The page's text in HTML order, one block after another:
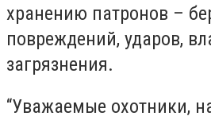
хранению патронов –
повреждений, ударов,
загрязнения.
“Уважаемые охотники,